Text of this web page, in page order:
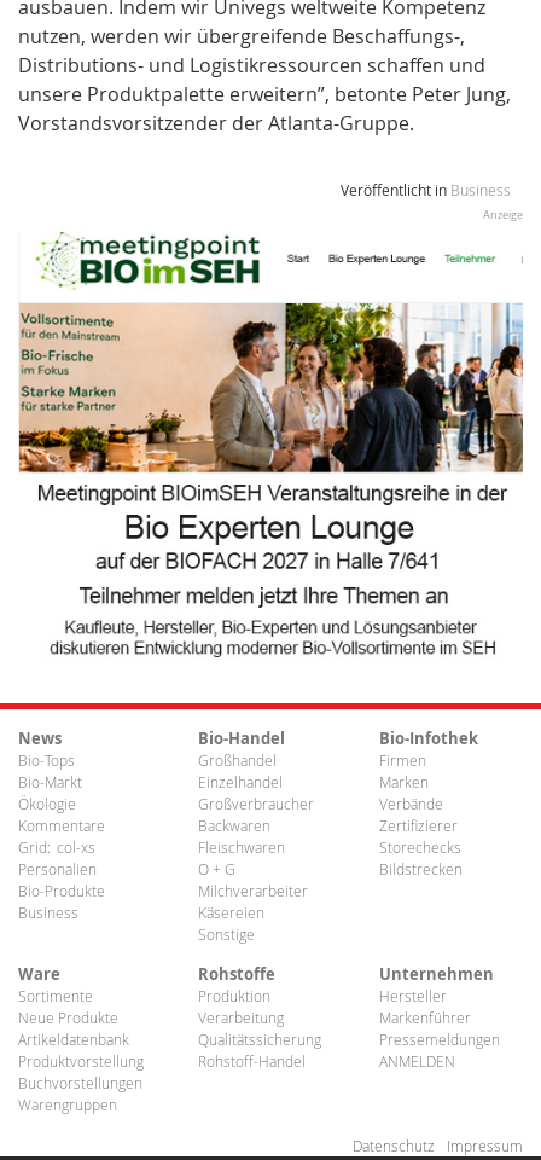
ausbauen. Indem wir Univegs weltweite Kompetenz
nutzen, werden wir übergreifende Beschaffungs-,
Distributions- und Logistikressourcen schaffen und
unsere Produktpalette erweitern”, betonte Peter Jung,
Vorstandsvorsitzender der Atlanta-Gruppe.
Veröffentlicht in Business
Anzeige
News
Bio-Tops
Bio-Markt
Ökologie
Kommentare
Grid: col-xs
Personalien
Bio-Produkte
Business
Bio-Handel
Großhandel
Einzelhandel
Großverbraucher
Backwaren
Fleischwaren
O + G
Milchverarbeiter
Käsereien
Sonstige
Bio-Infothek
Firmen
Marken
Verbände
Zertifizierer
Storechecks
Bildstrecken
Ware
Sortimente
Neue Produkte
Artikeldatenbank
Produktvorstellung
Buchvorstellungen
Warengruppen
Rohstoffe
Produktion
Verarbeitung
Qualitätssicherung
Rohstoff-Handel
Unternehmen
Hersteller
Markenführer
Pressemeldungen
ANMELDEN
Datenschutz Impressum